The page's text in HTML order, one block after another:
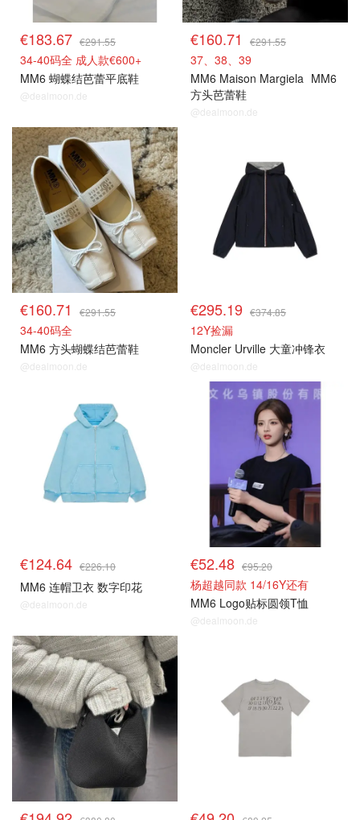
€183.67 €291.55
34-40码全 成人款€600+
MM6 蝴蝶结芭蕾平底鞋
@dealmoon.de
€160.71 €291.55
37、38、39
MM6 Maison Margiela MM6
方头芭蕾鞋
@dealmoon.de
€160.71 €291.55
34-40码全
MM6 方头蝴蝶结芭蕾鞋
@dealmoon.de
€295.19 €374.85
12Y捡漏
Moncler Urville 大童冲锋衣
@dealmoon.de
€124.64 €226.10
MM6 连帽卫衣 数字印花
@dealmoon.de
€52.48 €95.20
杨超越同款 14/16Y还有
MM6 Logo贴标圆领T恤
@dealmoon.de